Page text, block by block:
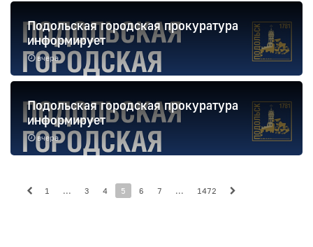
вчера
Подольская городская прокуратура
информирует
вчера
Подольская городская прокуратура
информирует
1 ... 3 4 5 6 7 ... 1472